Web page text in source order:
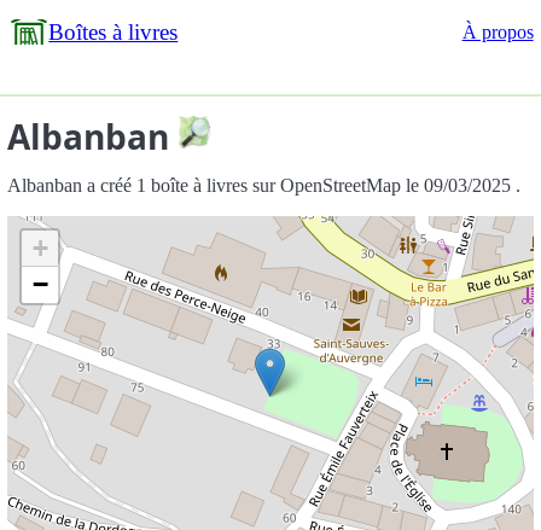
Boîtes à livres À propos
Albanban
Albanban a créé 1 boîte à livres sur OpenStreetMap le 09/03/2025 .
+
−